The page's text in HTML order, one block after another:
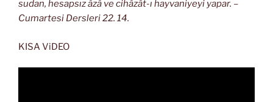
sudan, hesapsız âzâ ve cihâzât-ı hayvaniyeyi yapar. –
Cumartesi Dersleri 22. 14.
KISA ViDEO